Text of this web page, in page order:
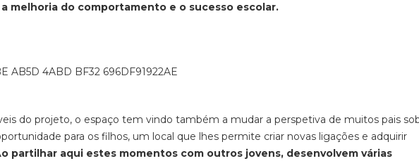
melhoria do comportamento e o sucesso escolar.
do projeto, o espaço tem vindo também a mudar a perspetiva de muitos pais
para os filhos, um local que lhes permite criar novas ligações e adquirir
partilhar aqui estes momentos com outros jovens, desenvolvem várias